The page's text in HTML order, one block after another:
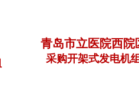
青岛市立医院西院
采购开架式发电机